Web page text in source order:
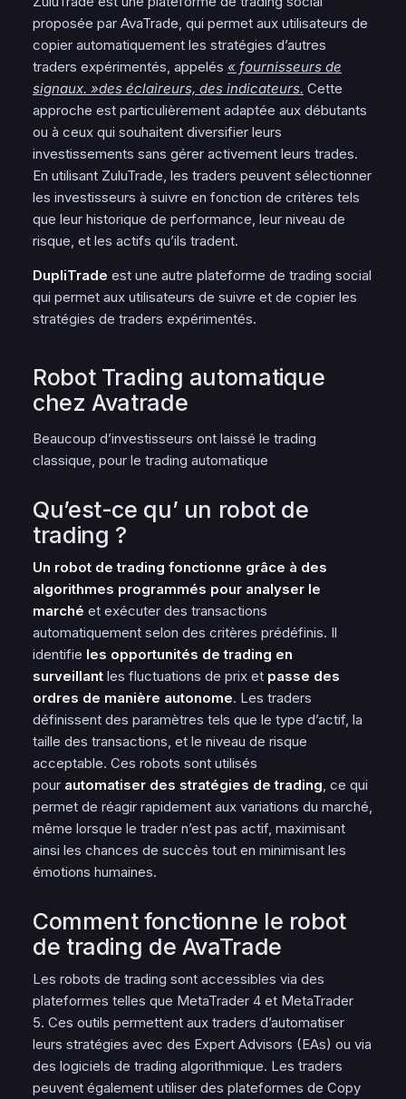
proposée par AvaTrade, qui permet aux utilisateurs de
copier automatiquement les stratégies d’autres
traders expérimentés, appelés « fournisseurs de
signaux. »des éclaireurs, des indicateurs. Cette
approche est particulièrement adaptée aux débutants
ou à ceux qui souhaitent diversifier leurs
investissements sans gérer activement leurs trades.
En utilisant ZuluTrade, les traders peuvent sélectionner
les investisseurs à suivre en fonction de critères tels
que leur historique de performance, leur niveau de
risque, et les actifs qu’ils tradent.
DupliTrade est une autre plateforme de trading social
qui permet aux utilisateurs de suivre et de copier les
stratégies de traders expérimentés.
Robot Trading automatique
chez Avatrade
Beaucoup d’investisseurs ont laissé le trading
classique, pour le trading automatique
Qu’est-ce qu’ un robot de
trading ?
Un robot de trading fonctionne grâce à des
algorithmes programmés pour analyser le
marché et exécuter des transactions
automatiquement selon des critères prédéfinis. Il
identifie les opportunités de trading en
surveillant les fluctuations de prix et passe des
ordres de manière autonome. Les traders
définissent des paramètres tels que le type d’actif, la
taille des transactions, et le niveau de risque
acceptable. Ces robots sont utilisés
pour automatiser des stratégies de trading , ce qui
permet de réagir rapidement aux variations du marché,
même lorsque le trader n’est pas actif, maximisant
ainsi les chances de succès tout en minimisant les
émotions humaines.
Comment fonctionne le robot
de trading de AvaTrade
Les robots de trading sont accessibles via des
plateformes telles que MetaTrader 4 et MetaTrader
5. Ces outils permettent aux traders d’automatiser
leurs stratégies avec des Expert Advisors (EAs) ou via
des logiciels de trading algorithmique. Les traders
peuvent également utiliser des plateformes de Copy